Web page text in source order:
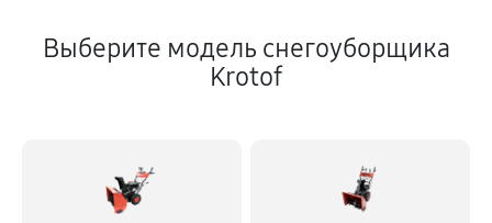
Выберите модель снегоуборщика
Krotof